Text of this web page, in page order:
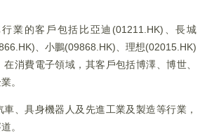
業的客戶包括比亞迪(01211.HK)、長城
、小鵬(09868.HK)、理想(02015.HK)
消費電子領域，其客戶包括博澤、博世、
。
、具身機器人及先進工業及製造等行業，
。